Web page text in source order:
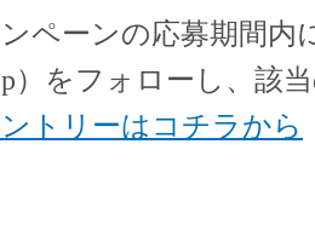
ペーンの応募期間内
）をフォローし、該
トリーはコチラから